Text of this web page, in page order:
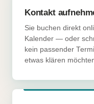
Kontakt
Sie buchen direkt
Kalender — oder
kein passender
etwas klären